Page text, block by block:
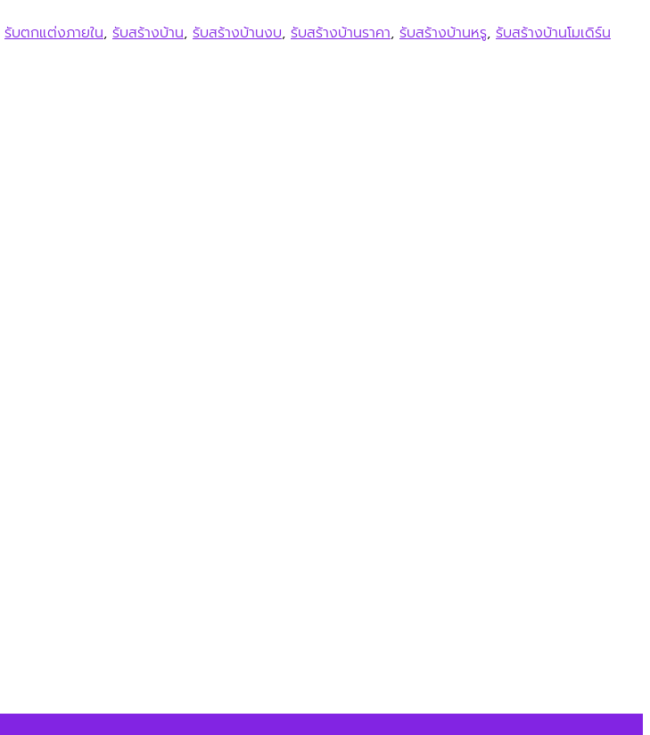
รับตกแต่งภายใน, รับสร้างบ้าน, รับสร้างบ้านงบ, รับสร้างบ้านราคา, รับสร้างบ้านหรู, รับสร้างบ้านโมเดิร์น